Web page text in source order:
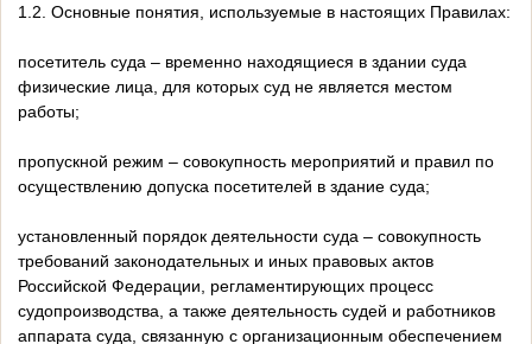
1.2. Основные понятия, используемые в настоящих Правилах:
посетитель суда – временно находящиеся в здании суда
физические лица, для которых суд не является местом
работы;
пропускной режим – совокупность мероприятий и правил по
осуществлению допуска посетителей в здание суда;
установленный порядок деятельности суда – совокупность
требований законодательных и иных правовых актов
Российской Федерации, регламентирующих процесс
судопроизводства, а также деятельность судей и работников
аппарата суда, связанную с организационным обеспечением